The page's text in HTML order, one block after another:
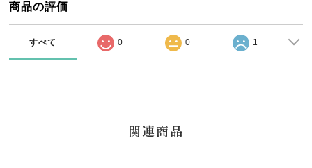
商品の評価
すべて 0 0 1
関連商品